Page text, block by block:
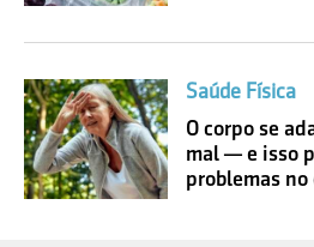
Saúde Física
O corpo se
mal — e isso
problemas no